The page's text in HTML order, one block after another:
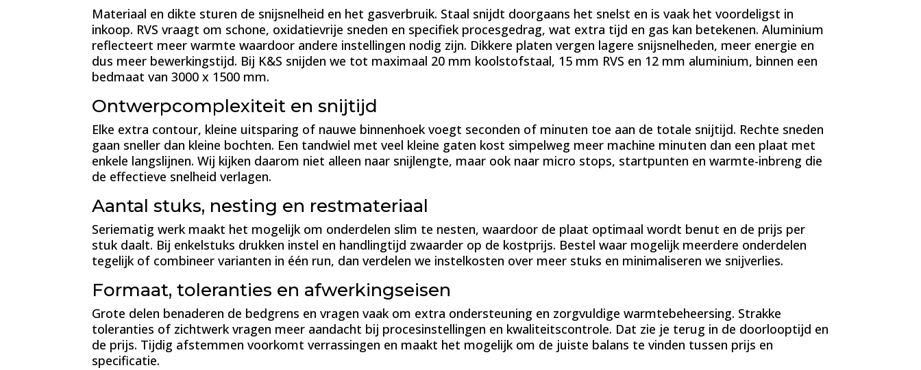
Materiaal en dikte sturen de snijsnelheid en het gasverbruik. Staal snijdt doorgaans het snelst en is vaak het voordeligst in
inkoop. RVS vraagt om schone, oxidatievrije sneden en specifiek procesgedrag, wat extra tijd en gas kan betekenen. Aluminium
reflecteert meer warmte waardoor andere instellingen nodig zijn. Dikkere platen vergen lagere snijsnelheden, meer energie en
dus meer bewerkingstijd. Bij K&S snijden we tot maximaal 20 mm koolstofstaal, 15 mm RVS en 12 mm aluminium, binnen een
bedmaat van 3000 x 1500 mm.
Ontwerpcomplexiteit en snijtijd
Elke extra contour, kleine uitsparing of nauwe binnenhoek voegt seconden of minuten toe aan de totale snijtijd. Rechte sneden
gaan sneller dan kleine bochten. Een tandwiel met veel kleine gaten kost simpelweg meer machine minuten dan een plaat met
enkele langslijnen. Wij kijken daarom niet alleen naar snijlengte, maar ook naar micro stops, startpunten en warmte-inbreng die
de effectieve snelheid verlagen.
Aantal stuks, nesting en restmateriaal
Seriematig werk maakt het mogelijk om onderdelen slim te nesten, waardoor de plaat optimaal wordt benut en de prijs per
stuk daalt. Bij enkelstuks drukken instel en handlingtijd zwaarder op de kostprijs. Bestel waar mogelijk meerdere onderdelen
tegelijk of combineer varianten in één run, dan verdelen we instelkosten over meer stuks en minimaliseren we snijverlies.
Formaat, toleranties en afwerkingseisen
Grote delen benaderen de bedgrens en vragen vaak om extra ondersteuning en zorgvuldige warmtebeheersing. Strakke
toleranties of zichtwerk vragen meer aandacht bij procesinstellingen en kwaliteitscontrole. Dat zie je terug in de doorlooptijd en
de prijs. Tijdig afstemmen voorkomt verrassingen en maakt het mogelijk om de juiste balans te vinden tussen prijs en
specificatie.